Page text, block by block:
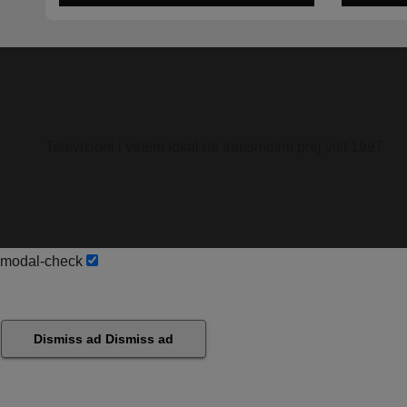
modal-check
Dismiss ad Dismiss ad